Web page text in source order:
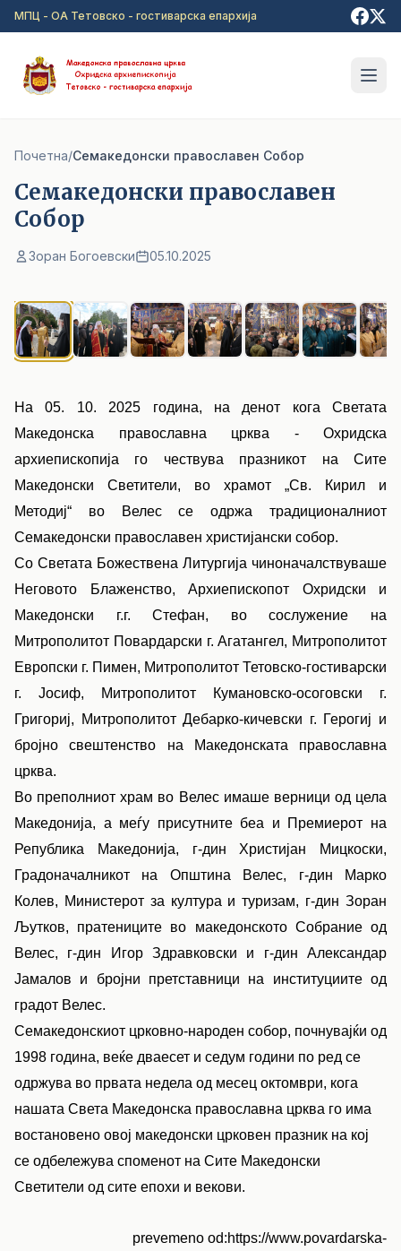
Прејди на главна содржина
МПЦ - ОА Тетовско - гостиварска епархија
Почетна/Семакедонски православен Собор
Семакедонски православен
Собор
Зоран Богоевски 05.10.2025
На 05. 10. 2025 година, на денот кога Светата
Македонска православна црква - Охридска
архиепископија го чествува празникот на Сите
Македонски Светители, во храмот „Св. Кирил и
Методиј“ во Велес се одржa традиционалниот
Семакедонски православен христијански собор.
Со Светата Божествена Литургија чиноначалствуваше
Неговото Блаженство, Архиепископот Охридски и
Македонски г.г. Стефан, во сослужение на
Митрополитот Повардарски г. Агатангел, Митрополитот
Европски г. Пимен, Митрополитот Тетовско-гостиварски
г. Јосиф, Митрополитот Кумановско-осоговски г.
Григориј, Митрополитот Дебарко-кичевски г. Герогиј и
бројно свештенство на Македонската православна
црква.
Во преполниот храм во Велес имаше верници од цела
Македонија, а меѓу присутните беа и Премиерот на
Република Македонија, г-дин Христијан Мицкоски,
Градоначалникот на Општина Велес, г-дин Марко
Колев, Министерот за култура и туризам, г-дин Зоран
Љутков, пратениците во македонското Собрание од
Велес, г-дин Игор Здравковски и г-дин Александар
Јамалов и бројни претставници на институциите од
градот Велес.
Семакедонскиот црковно-народен собор, почнувајќи од
1998 година, веќе дваесет и седум години по ред се
одржува во првата недела од месец октомври, кога
нашата Света Македонска православна црква го има
востановено овој македонски црковен празник на кој
се одбележува споменот на Сите Македонски
Светители од сите епохи и векови.
prevemeno od:https://www.povardarska-